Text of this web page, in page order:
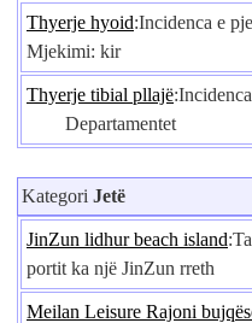
Thyerje hyoid:Incidenca e
Mjekimi: kir
Thyerje tibial pllajë
Departamentet
Kategori Jetë
JinZun lidhur beach island
portit ka një JinZun rreth
Meilan Leisure Rajoni